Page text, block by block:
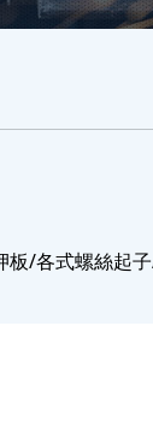
/各式螺絲起